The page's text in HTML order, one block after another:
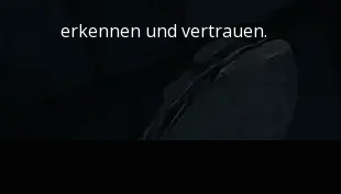
erkennen und vertrauen.